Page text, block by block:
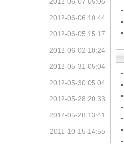
2012-06-06 10:44
2012-06-05 15:17
2012-06-02 10:24
2012-05-31 05:04
2012-05-30 05:04
2012-05-28 20:33
2012-05-28 13:41
2011-10-15 14:55